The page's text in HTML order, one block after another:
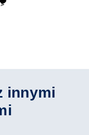
innymi